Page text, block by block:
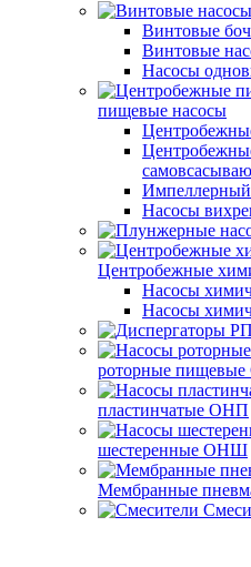
Винтовые
Винтовые
Насосы
пищевые насосы
Насосы
Центробежные
Насосы
Насосы
роторные
пластинчатые ОНП
шестеренные ОНШ
Мембранные